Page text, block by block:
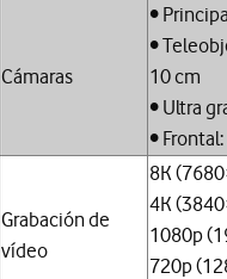
Cámaras
•
•
10 cm
• Ultra
•
Grabación de
vídeo
8K
4K
1080p
720p